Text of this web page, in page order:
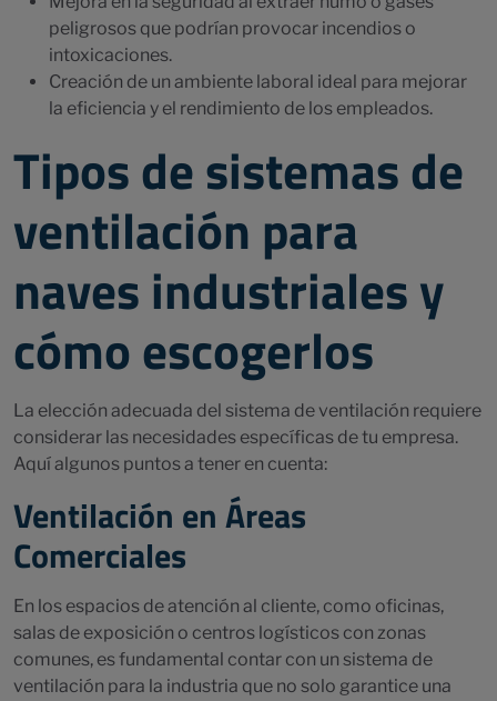
peligrosos que podrían provocar incendios o
intoxicaciones.
Creación de un ambiente laboral ideal para mejorar
la eficiencia y el rendimiento de los empleados.
Tipos de sistemas de
ventilación para
naves industriales y
cómo escogerlos
La elección adecuada del sistema de ventilación requiere
considerar las necesidades específicas de tu empresa.
Aquí algunos puntos a tener en cuenta:
Ventilación en Áreas
Comerciales
En los espacios de atención al cliente, como oficinas,
salas de exposición o centros logísticos con zonas
comunes, es fundamental contar con un sistema de
ventilación para la industria que no solo garantice una